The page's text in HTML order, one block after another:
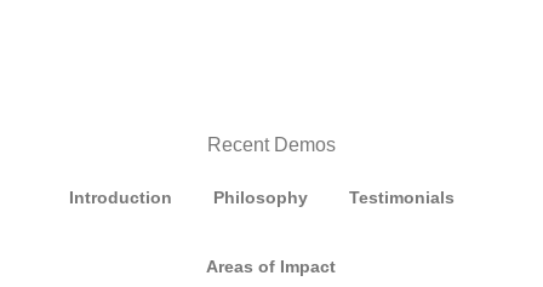
Recent Demos
Introduction Philosophy Testimonials
Areas of Impact